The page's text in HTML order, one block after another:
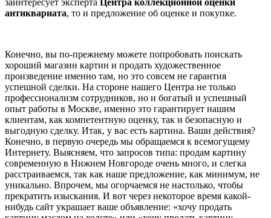
заинтересует эксперта Центра коллекционной оценки
антиквариата, то и предложение об оценке и покупке.
Конечно, вы по-прежнему можете попробовать поискать
хороший магазин картин и продать художественное
произведение именно там, но это совсем не гарантия
успешной сделки. На стороне нашего Центра не только
профессионализм сотрудников, но и богатый и успешный
опыт работы в Москве, именно это гарантирует нашим
клиентам, как компетентную оценку, так и безопасную и
выгодную сделку. Итак, у вас есть картина. Ваши действия?
Конечно, в первую очередь мы обращаемся к всемогущему
Интернету. Выясняем, что запросов типа: продам картину
современную в Нижнем Новгороде очень много, и слегка
расстраиваемся, так как наше предложение, как минимум, не
уникально. Впрочем, мы огорчаемся не настолько, чтобы
прекратить изыскания. И вот через некоторое время какой-
нибудь сайт украшает ваше объявление: «хочу продать